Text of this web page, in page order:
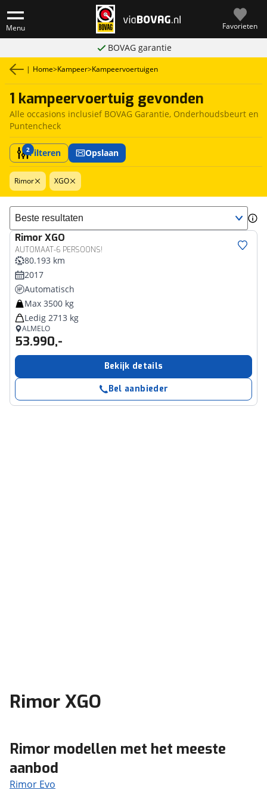
Menu Favorieten
BOVAG garantie
| Home>Kampeer>Kampeervoertuigen
1 kampeervoertuig gevonden
Alle occasions inclusief BOVAG Garantie, Onderhoudsbeurt en
Puntencheck
2Filteren Opslaan
Rimor XGO
Sorteer resultaten
RimorXGO
AUTOMAAT-6 PERSOONS!
80.193 km
2017
Automatisch
Max 3500 kg
Ledig 2713 kg
ALMELO
53.990,-
Bekijk details
Bel aanbieder
Rimor XGO
Rimor modellen met het meeste
aanbod
Rimor Evo